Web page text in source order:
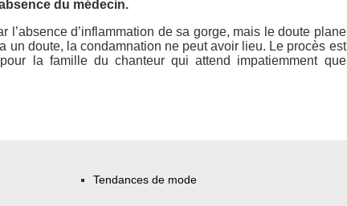
du médecin.
l’absence d’inflammation de sa gorge, mais le doute plane
un doute, la condamnation ne peut avoir lieu. Le procès est
la famille du chanteur qui attend impatiemment que
Tendances de mode